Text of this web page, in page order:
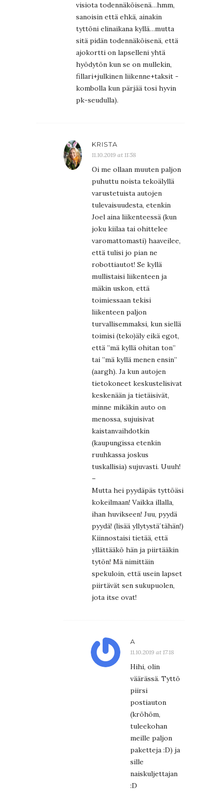
visiota todennäköisenä…hmm,
sanoisin että ehkä, ainakin
tyttöni elinaikana kyllä…mutta
sitä pidän todennäköisenä, että
ajokortti on lapselleni yhtä
hyödytön kun se on mullekin,
fillari+julkinen liikenne+taksit -
kombolla kun pärjää tosi hyvin
pk-seudulla).
KRISTA
11.10.2019 at 11:58
Oi me ollaan muuten paljon
puhuttu noista tekoälyllä
varustetuista autojen
tulevaisuudesta, etenkin
Joel aina liikenteessä (kun
joku kiilaa tai ohittelee
varomattomasti) haaveilee,
että tulisi jo pian ne
robottiautot! Se kyllä
mullistaisi liikenteen ja
mäkin uskon, että
toimiessaan tekisi
liikenteen paljon
turvallisemmaksi, kun siellä
toimisi (teko)äly eikä egot,
että ”mä kyllä ohitan ton”
tai ”mä kyllä menen ensin”
(aargh). Ja kun autojen
tietokoneet keskustelisivat
keskenään ja tietäisivät,
minne mikäkin auto on
menossa, sujuisivat
kaistanvaihdotkin
(kaupungissa etenkin
ruuhkassa joskus
tuskallisia) sujuvasti. Uuuh!
–
Mutta hei pyydäpäs tyttöäsi
kokeilmaan! Vaikka illalla,
ihan huvikseen! Juu, pyydä
pyydä! (lisää yllytystä´tähän!)
Kiinnostaisi tietää, että
yllättääkö hän ja piirtääkin
tytön! Mä nimittäin
spekuloin, että usein lapset
piirtävät sen sukupuolen,
jota itse ovat!
A
11.10.2019 at 17:18
Hihi, olin
väärässä. Tyttö
piirsi
postiauton
(kröhöm,
tuleekohan
meille paljon
paketteja :D) ja
sille
naiskuljettajan
:D